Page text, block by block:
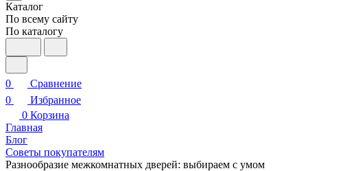
Каталог
По всему сайту
По каталогу
0
Сравнение
0
Избранное
0 Корзина
Главная
Блог
Советы покупателям
Разнообразие межкомнатных дверей: выбираем с умом